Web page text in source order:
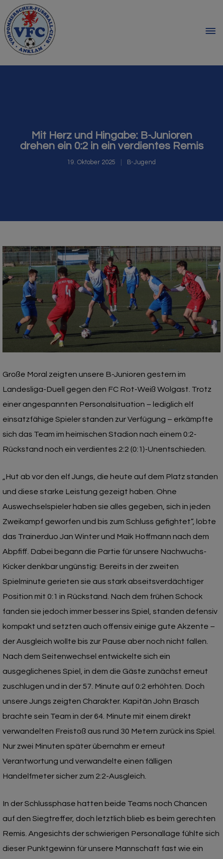
Mit Herz und Hingabe: B-Junioren
drehen ein 0:2 in ein verdientes Remis
19. Oktober 2025 B-Jugend
Große Moral zeigten unsere B-Junioren gestern im
Landesliga-Duell gegen den FC Rot-Weiß Wolgast. Trotz
einer angespannten Personalsituation – lediglich elf
einsatzfähige Spieler standen zur Verfügung – erkämpfte
sich das Team im heimischen Stadion nach einem 0:2-
Rückstand noch ein verdientes 2:2 (0:1)-Unentschieden.
„Hut ab vor den elf Jungs, die heute auf dem Platz standen
und diese starke Leistung gezeigt haben. Ohne
Auswechselspieler haben sie alles gegeben, sich in jeden
Zweikampf geworfen und bis zum Schluss gefightet“, lobte
das Trainerduo Jan Winter und Maik Hoffmann nach dem
Abpfiff. Dabei begann die Partie für unsere Nachwuchs-
Kicker denkbar ungünstig: Bereits in der zweiten
Spielminute gerieten sie aus stark abseitsverdächtiger
Position mit 0:1 in Rückstand. Nach dem frühen Schock
fanden sie jedoch immer besser ins Spiel, standen defensiv
kompakt und setzten auch offensiv einige gute Akzente –
der Ausgleich wollte bis zur Pause aber noch nicht fallen.
Nach dem Seitenwechsel entwickelte sich ein
ausgeglichenes Spiel, in dem die Gäste zunächst erneut
zuschlugen und in der 57. Minute auf 0:2 erhöhten. Doch
unsere Jungs zeigten Charakter. Kapitän John Brasch
brachte sein Team in der 64. Minute mit einem direkt
verwandelten Freistoß aus rund 30 Metern zurück ins Spiel.
Nur zwei Minuten später übernahm er erneut
Verantwortung und verwandelte einen fälligen
Handelfmeter sicher zum 2:2-Ausgleich.
In der Schlussphase hatten beide Teams noch Chancen
auf den Siegtreffer, doch letztlich blieb es beim gerechten
Remis. Angesichts der schwierigen Personallage fühlte sich
dieser Punktgewinn für unsere Mannschaft fast wie ein